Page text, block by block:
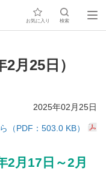
お気に入り 検索
月25日）
2025年02月25日
（PDF：503.0 KB）
2月17日～2月